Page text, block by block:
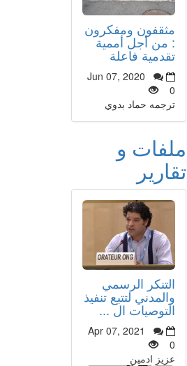
مثقفون ومفكرون
: من أجل أممية
تقدمية فاعلة
Jun 07, 2020
0
ترجمه حماد بدوي
ملفات و
تقارير
التنكر الرسمي
والمدني لتتبع تنفيذ
التوصيات ال ...
Apr 07, 2021
0
عزيز ادمين